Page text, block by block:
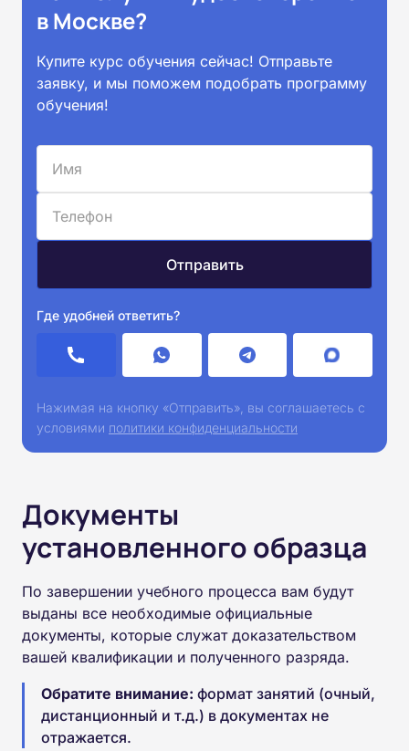
в Москве?
Купите курс обучения сейчас! Отправьте
заявку, и мы поможем подобрать программу
обучения!
Где удобней ответить?
Нажимая на кнопку «Отправить», вы соглашаетесь с
условиями политики конфиденциальности
Документы
установленного образца
По завершении учебного процесса вам будут
выданы все необходимые официальные
документы, которые служат доказательством
вашей квалификации и полученного разряда.
Обратите внимание: формат занятий (очный,
дистанционный и т.д.) в документах не
отражается.